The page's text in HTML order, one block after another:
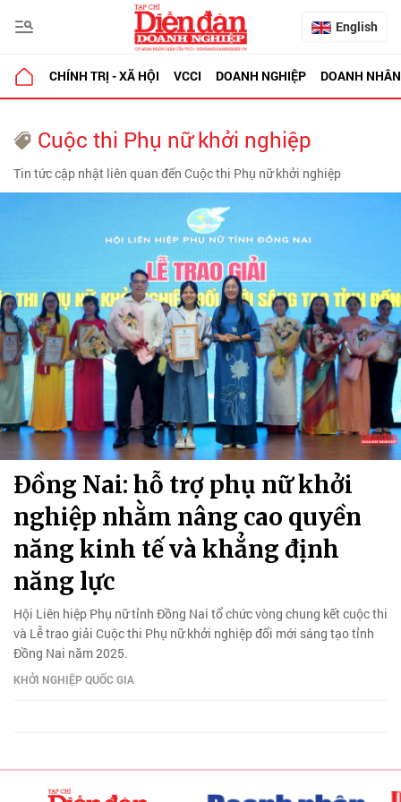
English
CHÍNH TRỊ - XÃ HỘI VCCI DOANH NGHIỆP DOANH NHÂN
Cuộc thi Phụ nữ khởi nghiệp
Tin tức cập nhật liên quan đến Cuộc thi Phụ nữ khởi nghiệp
Đồng Nai: hỗ trợ phụ nữ khởi
nghiệp nhằm nâng cao quyền
năng kinh tế và khẳng định
năng lực
Hội Liên hiệp Phụ nữ tỉnh Đồng Nai tổ chức vòng chung kết cuộc thi
và Lễ trao giải Cuộc thi Phụ nữ khởi nghiệp đổi mới sáng tạo tỉnh
Đồng Nai năm 2025.
KHỞI NGHIỆP QUỐC GIA